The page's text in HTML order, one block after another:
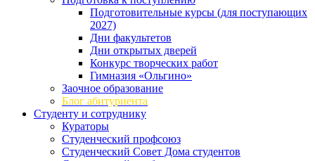
Подготовительные курсы (для поступающих
2027)
Дни факультетов
Дни открытых дверей
Конкурс творческих работ
Гимназия «Ольгино»
Заочное образование
Блог абитуриента
Студенту и сотруднику
Кураторы
Студенческий профсоюз
Студенческий Совет Дома студентов